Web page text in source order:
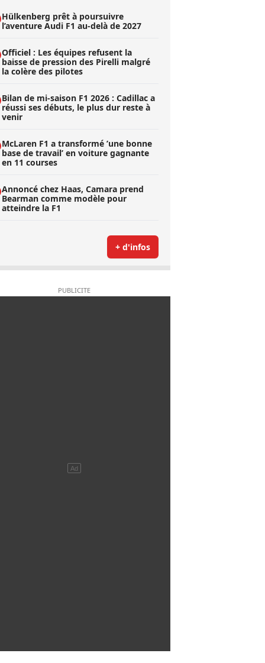
Hülkenberg prêt à poursuivre
l’aventure Audi F1 au-delà de 2027
Officiel : Les équipes refusent la
baisse de pression des Pirelli malgré
la colère des pilotes
Bilan de mi-saison F1 2026 : Cadillac a
réussi ses débuts, le plus dur reste à
venir
McLaren F1 a transformé ’une bonne
base de travail’ en voiture gagnante
en 11 courses
Annoncé chez Haas, Camara prend
Bearman comme modèle pour
atteindre la F1
+ d'infos